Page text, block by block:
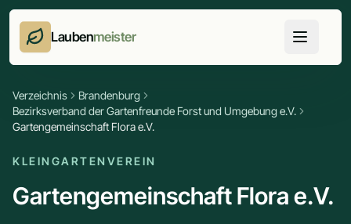
Laubenmeister
Verzeichnis
Brandenburg
Bezirksverband der Gartenfreunde Forst und Umgebung e.V.
Gartengemeinschaft Flora e.V.
KLEINGARTENVEREIN
Gartengemeinschaft Flora e.V.